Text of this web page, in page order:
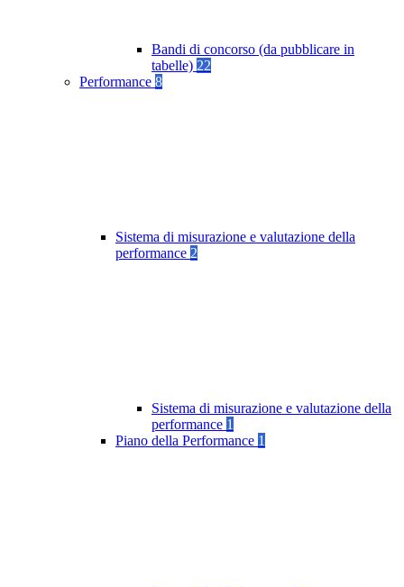
Bandi di concorso (da pubblicare in
tabelle) 22
Performance 8
Sistema di misurazione e valutazione della
performance 2
Sistema di misurazione e valutazione della
performance 1
Piano della Performance 1